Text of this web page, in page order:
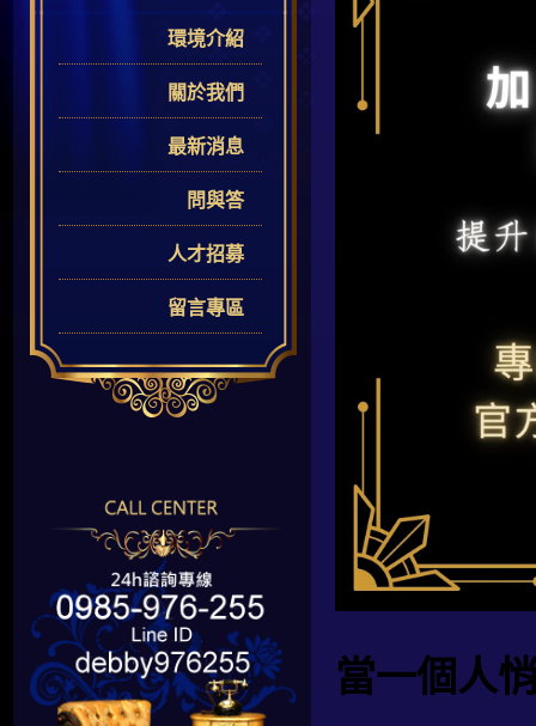
環境介紹
關於我們
最新消息
問與答
人才招募
留言專區
當一個人